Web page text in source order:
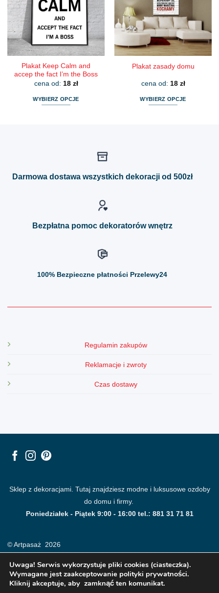
można
wybrać
na
stronie
produktu
można
wybrać
na
stronie
produktu
Plakat Keep Calm and
accep the fact I’m the Boss
cena od: 18 zł
WYBIERZ OPCJE
Plakat zasady domu
cena od: 18 zł
WYBIERZ OPCJE
można
Darmowa dostawa wszystkich dekoracji od 500zł
Bezpłatna pomoc dekoratorów wnętrz
100% Bezpieczne płatności Przelewy24
Regulamin zakupów
Reklamacje i zwroty
Czas dostawy
Sklep z dekoracjami. Tutaj znajdziesz modne i luksusowe ozdoby
do domu i firmy.
Poniedziałek - Piątek 9:00 - 16:00 tel.: 881 31 71 81
© Artpasaż 2026
Uwaga! Serwis wykorzystuje pliki cookies (ciasteczka).
Wymagane jest zaakceptowanie polityki prywatności.
Kliknij akceptuje, aby zamknąć ten komunikat.